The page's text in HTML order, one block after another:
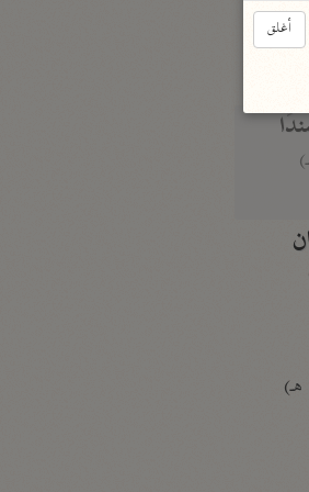
أغلق